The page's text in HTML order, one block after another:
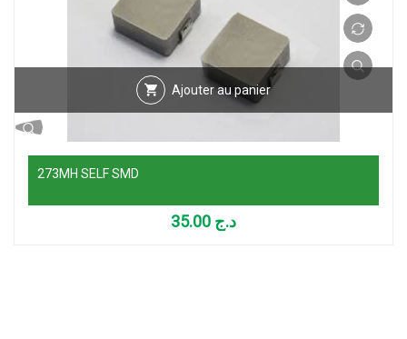
Ajouter au panier
273MH SELF SMD
د.ج